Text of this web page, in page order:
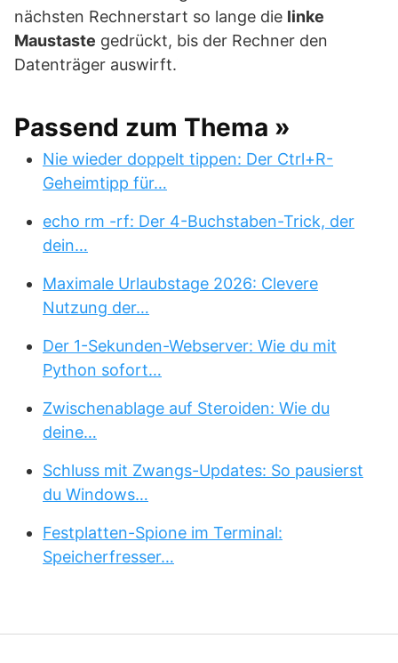
nächsten Rechnerstart so lange die linke
Maustaste gedrückt, bis der Rechner den
Datenträger auswirft.
Passend zum Thema »
Nie wieder doppelt tippen: Der Ctrl+R-
Geheimtipp für…
echo rm -rf: Der 4-Buchstaben-Trick, der
dein…
Maximale Urlaubstage 2026: Clevere
Nutzung der…
Der 1-Sekunden-Webserver: Wie du mit
Python sofort…
Zwischenablage auf Steroiden: Wie du
deine…
Schluss mit Zwangs-Updates: So pausierst
du Windows…
Festplatten-Spione im Terminal:
Speicherfresser…